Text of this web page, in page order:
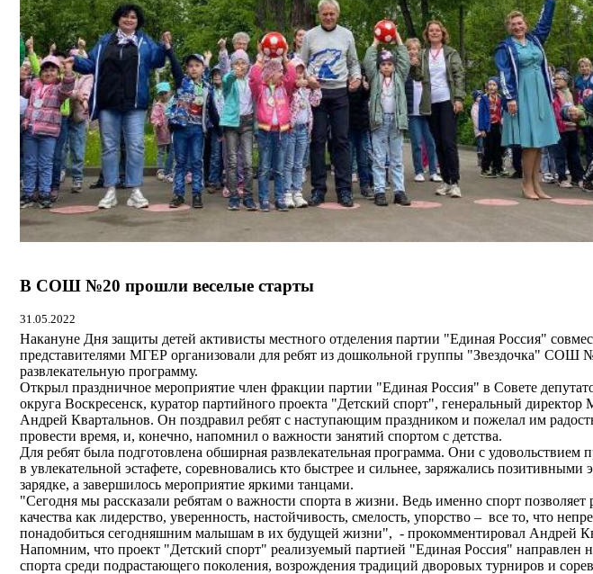
В СОШ №20 прошли веселые старты
31.05.2022
Накануне Дня защиты детей активисты местного отделения партии "Единая Россия"
представителями МГЕР организовали для ребят из дошкольной группы "Звездочка" СОШ
развлекательную программу.
Открыл праздничное мероприятие член фракции партии "Единая Россия" в Совете
округа Воскресенск, куратор партийного проекта "Детский спорт", генеральный
Андрей Квартальнов. Он поздравил ребят с наступающим праздником и пожелал им
провести время, и, конечно, напомнил о важности занятий спортом с детства.
Для ребят была подготовлена обширная развлекательная программа. Они с удовольствием
в увлекательной эстафете, соревновались кто быстрее и сильнее, заряжались позитивными
зарядке, а завершилось мероприятие яркими танцами.
"Сегодня мы рассказали ребятам о важности спорта в жизни. Ведь именно спорт позволяет
качества как лидерство, уверенность, настойчивость, смелость, упорство – все то, что
понадобиться сегодняшним малышам в их будущей жизни", - прокомментировал Андрей
Напомним, что проект "Детский спорт" реализуемый партией "Единая Россия" направлен
спорта среди подрастающего поколения, возрождения традиций дворовых турниров и